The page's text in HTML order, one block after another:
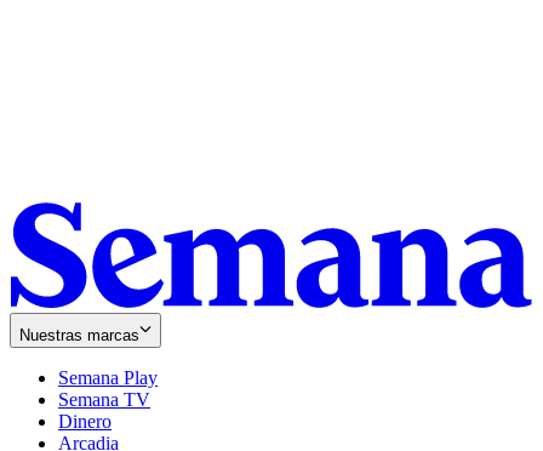
Nuestras marcas
Semana Play
Semana TV
Dinero
Arcadia